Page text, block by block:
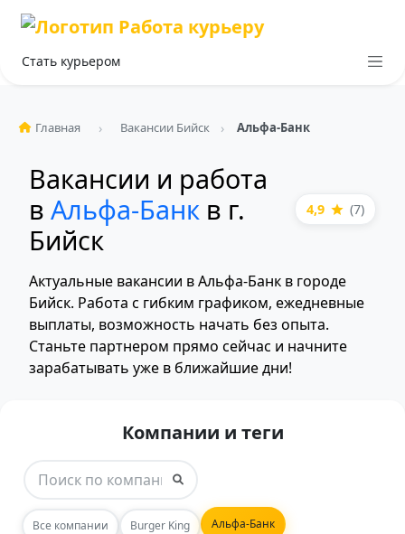
Стать курьером
Главная Вакансии Бийск Альфа-Банк
Вакансии и работа
в Альфа-Банк в г.
Бийск
4,9 (7)
Актуальные вакансии в Альфа-Банк в городе
Бийск. Работа с гибким графиком, ежедневные
выплаты, возможность начать без опыта.
Станьте партнером прямо сейчас и начните
зарабатывать уже в ближайшие дни!
Компании и теги
Все компании Burger King Альфа-Банк